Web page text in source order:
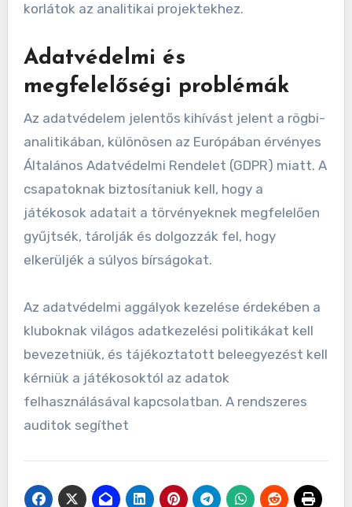
korlátok az analitikai projektekhez.
Adatvédelmi és
megfelelőségi problémák
Az adatvédelem jelentős kihívást jelent a rögbi-
analitikában, különösen az Európában érvényes
Általános Adatvédelmi Rendelet (GDPR) miatt. A
csapatoknak biztosítaniuk kell, hogy a
játékosok adatait a törvényeknek megfelelően
gyűjtsék, tárolják és dolgozzák fel, hogy
elkerüljék a súlyos bírságokat.
Az adatvédelmi aggályok kezelése érdekében a
kluboknak világos adatkezelési politikákat kell
bevezetniük, és tájékoztatott beleegyezést kell
kérniük a játékosoktól az adatok
felhasználásával kapcsolatban. A rendszeres
auditok segíthet